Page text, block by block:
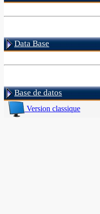
Data Base
Base de datos
Version classique